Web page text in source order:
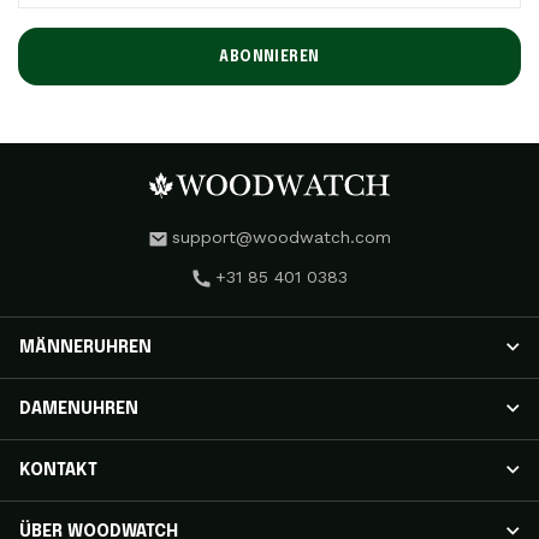
ABONNIEREN
support@woodwatch.com
+31 85 401 0383
MÄNNERUHREN
DAMENUHREN
KONTAKT
ÜBER WOODWATCH